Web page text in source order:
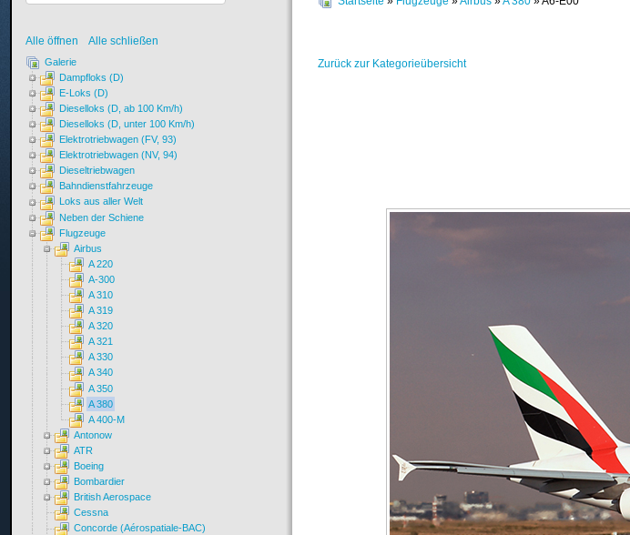
Zurück zur Kategorieübersicht
Alle öffnen Alle schließen
Galerie
Dampfloks (D)
E-Loks (D)
Dieselloks (D, ab 100 Km/h)
Dieselloks (D, unter 100 Km/h)
Elektrotriebwagen (FV, 93)
Elektrotriebwagen (NV, 94)
Dieseltriebwagen
Bahndienstfahrzeuge
Loks aus aller Welt
Neben der Schiene
Flugzeuge
Airbus
A 220
A-300
A 310
A 319
A 320
A 321
A 330
A 340
A 350
A 380
A 400-M
Antonow
ATR
Boeing
Bombardier
British Aerospace
Cessna
Concorde (Aérospatiale-BAC)